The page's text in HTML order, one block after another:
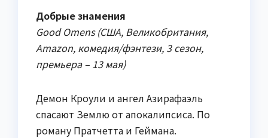
Добрые знамения
Good Omens (США, Великобритания,
Amazon, комедия/фэнтези, 3 сезон,
премьера – 13 мая)
Демон Кроули и ангел Азирафаэль
спасают Землю от апокалипсиса. По
роману Пратчетта и Геймана.